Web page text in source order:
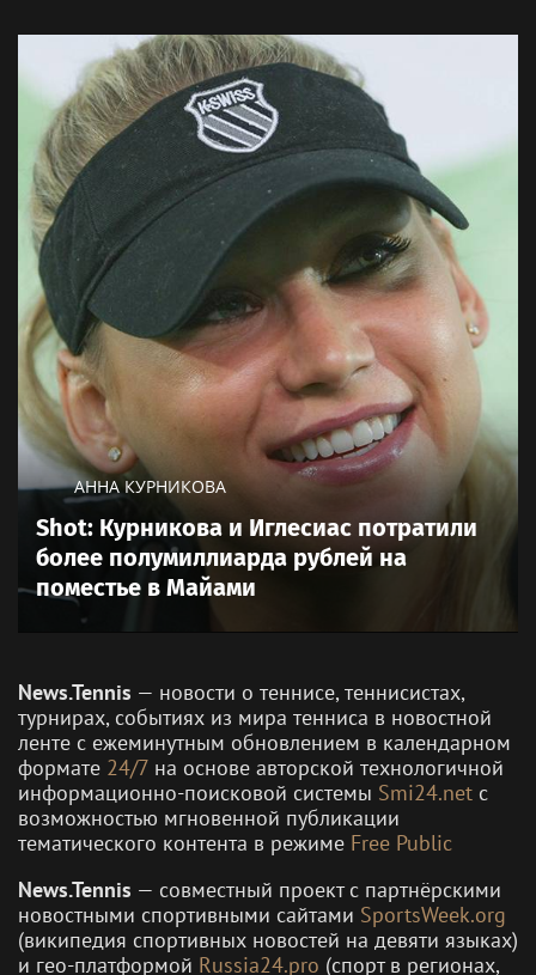
АННА КУРНИКОВА
Shot: Курникова и Иглесиас потратили
более полумиллиарда рублей на
поместье в Майами
News.Tennis — новости о теннисе, теннисистах,
турнирах, событиях из мира тенниса в новостной
ленте с ежеминутным обновлением в календарном
формате 24/7 на основе авторской технологичной
информационно-поисковой системы Smi24.net с
возможностью мгновенной публикации
тематического контента в режиме Free Public
News.Tennis — совместный проект с партнёрскими
новостными спортивными сайтами SportsWeek.org
(википедия спортивных новостей на девяти языках)
и гео-платформой Russia24.pro (спорт в регионах,